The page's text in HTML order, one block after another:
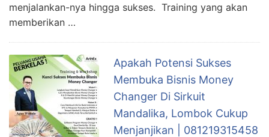
menjalankan-nya hingga sukses. Training yang akan
memberikan …
Apakah Potensi Sukses
Membuka Bisnis Money
Changer Di Sirkuit
Mandalika, Lombok Cukup
Menjanjikan | 081219315458